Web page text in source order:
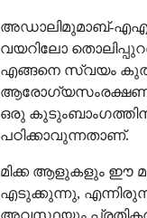
അഡാലിമുമാബ്-
വയറിലോ
എങ്ങനെ സ്വയം
ആരോഗ്യസംരക്ഷണ
ഒരു
പഠിക്കാവുന്നതാണ്.
മിക്ക ആളുകളും ഈ
എടുക്കുന്നു,
അവസ്ഥയും